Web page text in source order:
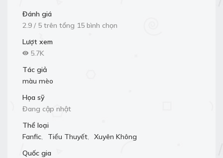
Đánh giá
2.9 / 5 trên tổng 15 bình chọn
Lượt xem
5.7K
Tác giả
màu mèo
Họa sỹ
Đang cập nhật
Thể loại
Fanfic, Tiểu Thuyết,
Xuyên Không
Quốc gia